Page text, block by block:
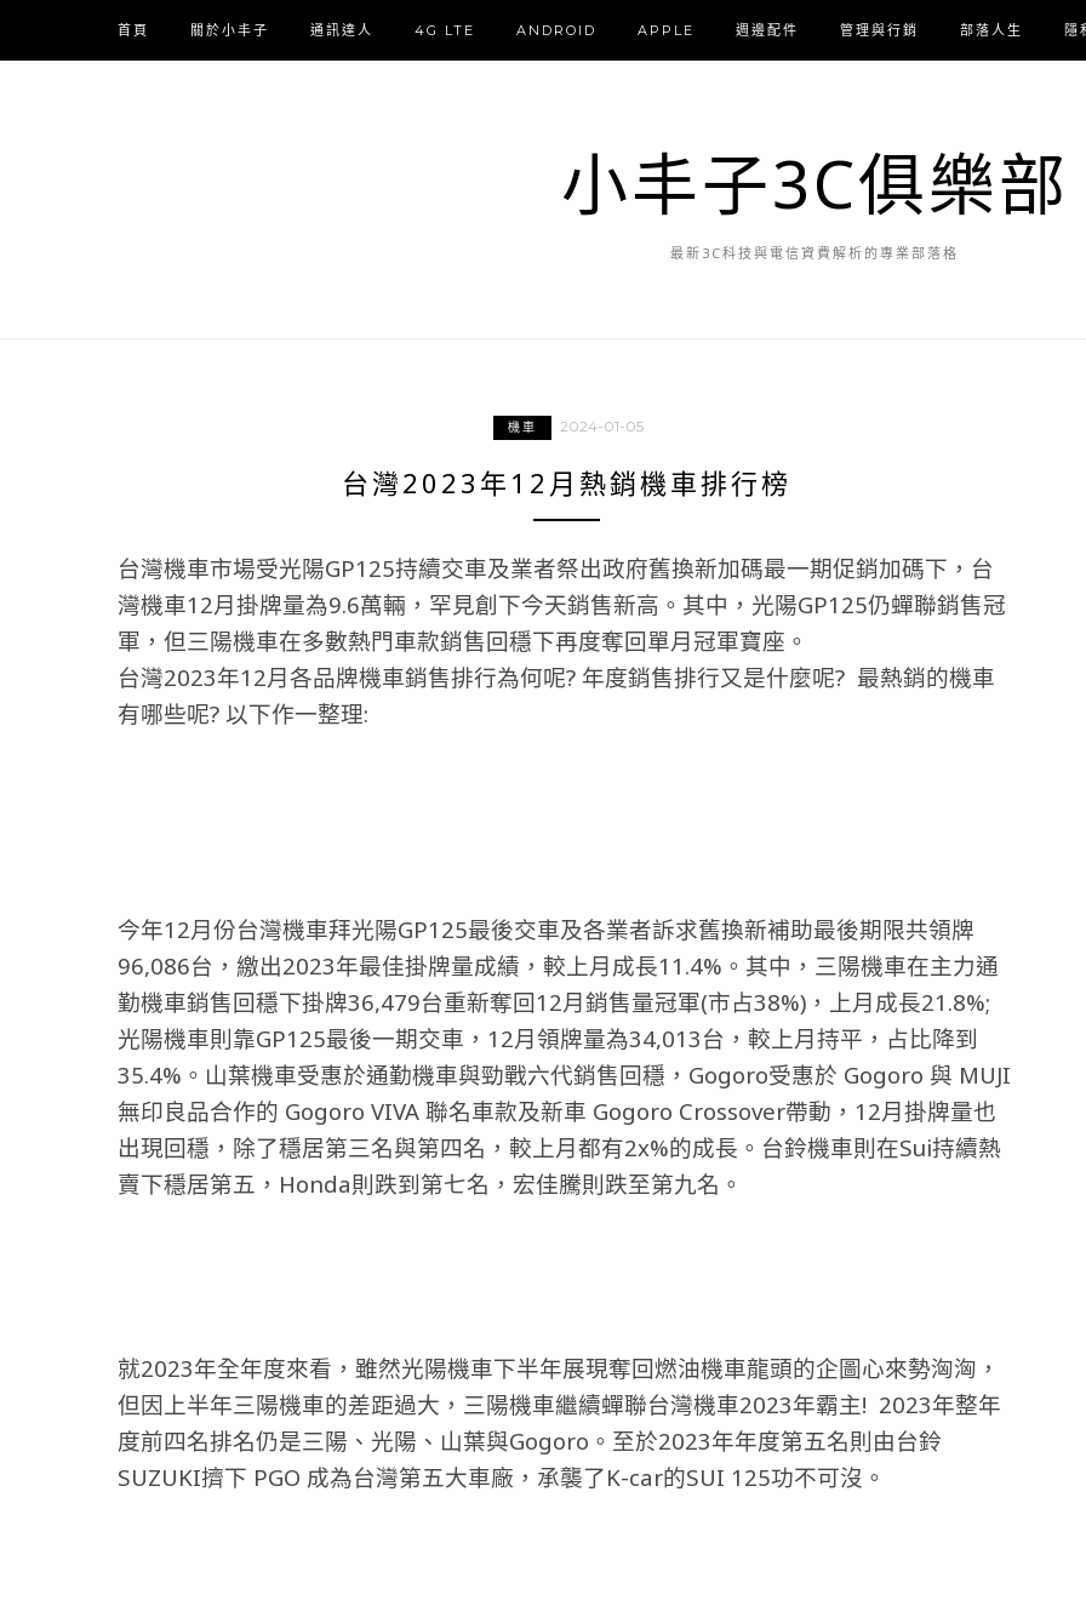
首頁 關於小丰子 通訊達人 4G LTE ANDROID APPLE 週邊配件 管理與行銷 部落人生 隱
小丰子3C俱樂部
最新3C科技與電信資費解析的專業部落格
機車 2024-01-05
台灣2023年12月熱銷機車排行榜
台灣機車市場受光陽GP125持續交車及業者祭出政府舊換新加碼最一期促銷加碼下，台
灣機車12月掛牌量為9.6萬輛，罕見創下今天銷售新高。其中，光陽GP125仍蟬聯銷售冠
軍，但三陽機車在多數熱門車款銷售回穩下再度奪回單月冠軍寶座。
台灣2023年12月各品牌機車銷售排行為何呢? 年度銷售排行又是什麼呢? 最熱銷的機車
有哪些呢? 以下作一整理:
今年12月份台灣機車拜光陽GP125最後交車及各業者訴求舊換新補助最後期限共領牌
96,086台，繳出2023年最佳掛牌量成績，較上月成長11.4%。其中 ，三陽機車在主力通
勤機車銷售回穩下掛牌36,479台重新奪回12月銷售量冠軍(市占38%)，上月成長21.8%;
光陽機車則靠GP125最後一期交車，12月領牌量為34,013台，較上月持平，占比降到
35.4%。山葉機車受惠於通勤機車與勁戰六代銷售回穩，Gogoro受惠於 Gogoro 與 MUJI
無印良品合作的 Gogoro VIVA 聯名車款及新車 Gogoro Crossover帶動， 12月掛牌量也
出現回穩 ，除了穩居第三名與第四名，較上月都有2x%的成長。台鈴機車則在Sui持續熱
賣下穩居第五，Honda則跌到第七名，宏佳騰則跌至第九名。
就2023年全年度來看，雖然光陽機車下半年展現奪回燃油機車龍頭的企圖心來勢洶洶，
但因上半年三陽機車的差距過大，三陽機車繼續蟬聯台灣機車2023年霸主! 2023年整年
度前四名排名仍是三陽、光陽、山葉與Gogoro。至於2023年年度第五名則由台鈴
SUZUKI擠下 PGO 成為台灣第五大車廠，承襲了K-car的SUI 125功不可沒。